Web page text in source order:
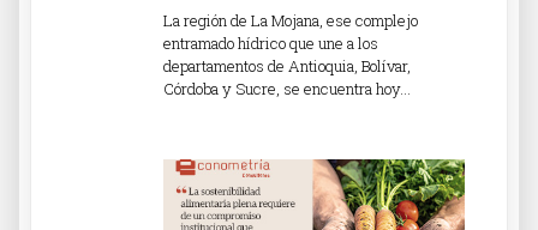
La región de La Mojana, ese complejo
entramado hídrico que une a los
departamentos de Antioquia, Bolívar,
Córdoba y Sucre, se encuentra hoy…